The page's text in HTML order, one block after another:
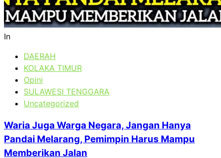
In
DAERAH
KOLAKA TIMUR
Opini
SULAWESI TENGGARA
Uncategorized
Waria Juga Warga Negara, Jangan Hanya
Pandai Melarang, Pemimpin Harus Mampu
Memberikan Jalan